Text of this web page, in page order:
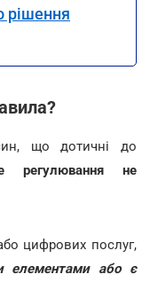
рішення
що дотичні до
регулювання не
цифрових послуг,
елементами або є